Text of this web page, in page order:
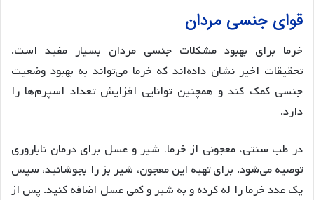
قوای جنسی مردان
خرما برای بهبود مشکلات جنسی مردان بسیار مفید است.
تحقیقات اخیر نشان داده‌اند که خرما می‌تواند به بهبود وضعیت
جنسی کمک کند و همچنین توانایی افزایش تعداد اسپرم‌ها را
دارد.
در طب سنتی، معجونی از خرما، شیر و عسل برای درمان ناباروری
توصیه می‌شود. برای تهیه این معجون، شیر بز را بجوشانید، سپس
یک عدد خرما را له کرده و به شیر و کمی عسل اضافه کنید. پس از